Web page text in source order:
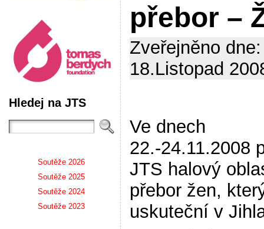
Hledej na JTS
Soutěže 2026
Soutěže 2025
Soutěže 2024
Soutěže 2023
přebor –
Zveřejněno dne:
18.Listopad
Ve dnech
22.-24.11.2008
JTS halový
přebor žen,
uskuteční v